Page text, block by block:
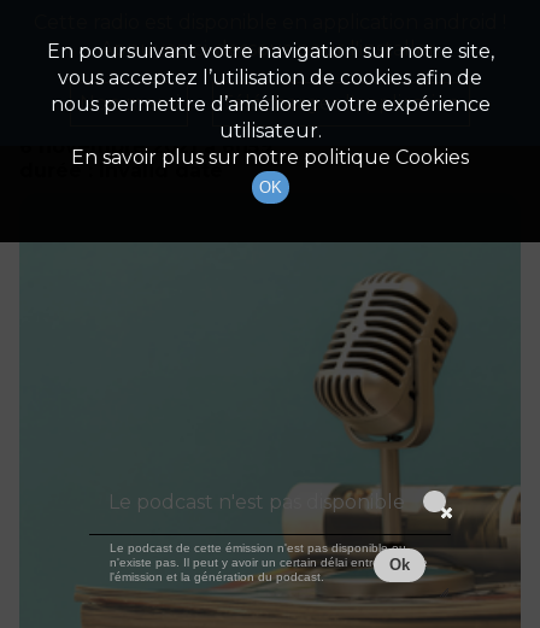
Détails De L'épisode
6 novembre 2021
à 6h59
durée : Invalid date
En poursuivant votre navigation sur notre site,
vous acceptez l’utilisation de cookies afin de
nous permettre d’améliorer votre expérience
utilisateur.
En savoir plus sur notre politique Cookies
OK
Appuyez ci-dessous pour l'installer.
Non merci Télécharger l'application
Le podcast n'est pas disponible
Le podcast de cette émission n'est pas disponible ou
n'existe pas. Il peut y avoir un certain délai entre la fin de
l'émission et la génération du podcast.
Ok